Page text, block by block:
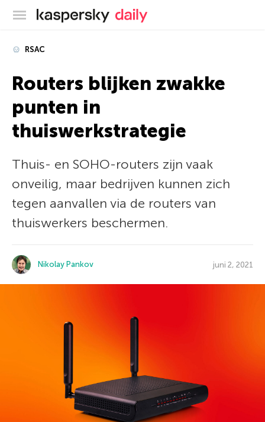
Kaspersky official blog
RSAC
Routers blijken zwakke
punten in
thuiswerkstrategie
Thuis- en SOHO-routers zijn vaak
onveilig, maar bedrijven kunnen zich
tegen aanvallen via de routers van
thuiswerkers beschermen.
Nikolay Pankov juni 2, 2021